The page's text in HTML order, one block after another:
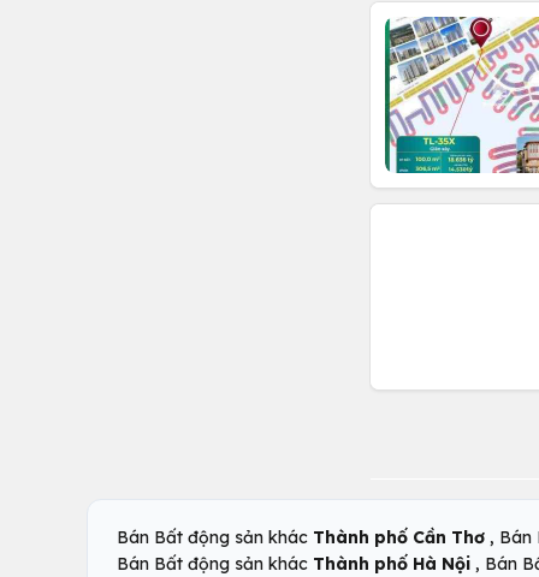
Bán Bất động sản khác Thành phố Cần Thơ , Bán
Bán Bất động sản khác Thành phố Hà Nội , Bán